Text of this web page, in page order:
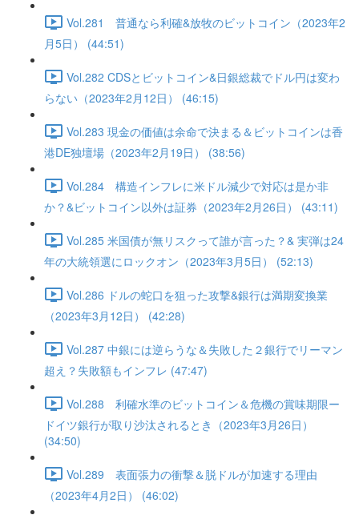
Vol.281 普通なら利確&放牧のビットコイン（2023年2
月5日） (44:51)
Vol.282 CDSとビットコイン&日銀総裁でドル円は変わ
らない（2023年2月12日） (46:15)
Vol.283 現金の価値は余命で決まる＆ビットコインは香
港DE独壇場（2023年2月19日） (38:56)
Vol.284 構造インフレに米ドル減少で対応は是か非
か？&ビットコイン以外は証券（2023年2月26日） (43:11)
Vol.285 米国債が無リスクって誰が言った？& 実弾は24
年の大統領選にロックオン（2023年3月5日） (52:13)
Vol.286 ドルの蛇口を狙った攻撃&銀行は満期変換業
（2023年3月12日） (42:28)
Vol.287 中銀には逆らうな＆失敗した２銀行でリーマン
超え？失敗額もインフレ (47:47)
Vol.288 利確水準のビットコイン＆危機の賞味期限ー
ドイツ銀行が取り沙汰されるとき（2023年3月26日）
(34:50)
Vol.289 表面張力の衝撃＆脱ドルが加速する理由
（2023年4月2日） (46:02)